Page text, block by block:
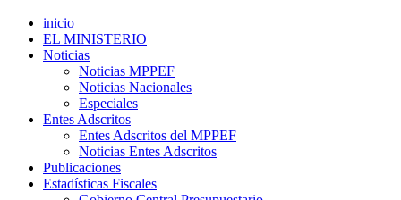
inicio
EL MINISTERIO
Noticias
Noticias MPPEF
Noticias Nacionales
Especiales
Entes Adscritos
Entes Adscritos del MPPEF
Noticias Entes Adscritos
Publicaciones
Estadísticas Fiscales